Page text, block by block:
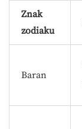
Znak
zodiaku
Baran